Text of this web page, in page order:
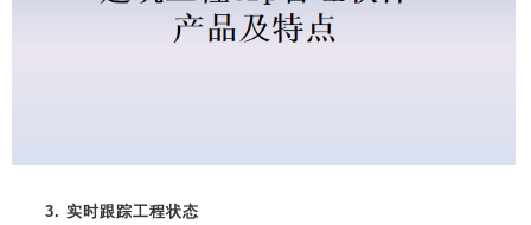
3. 实时跟踪工程状态